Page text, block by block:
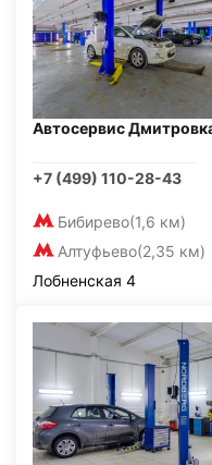
Автосервис
+7 (499) 110-28-43
Бибирево(1,6 км)
Алтуфьево(2,35 км)
Лобненская 4